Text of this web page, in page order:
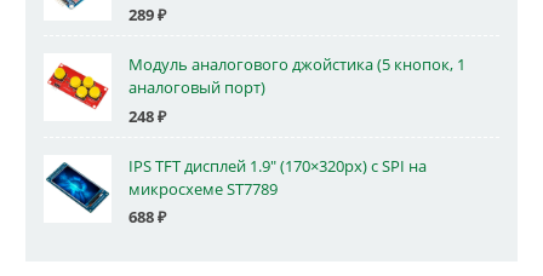
289₽
Модуль аналогового джойстика (5 кнопок, 1
аналоговый порт)
248₽
IPS TFT дисплей 1.9" (170×320px) с SPI на
микросхеме ST7789
688₽